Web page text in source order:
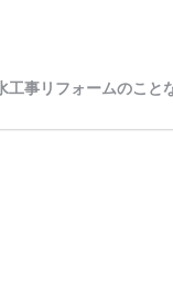
事リフォームのこ